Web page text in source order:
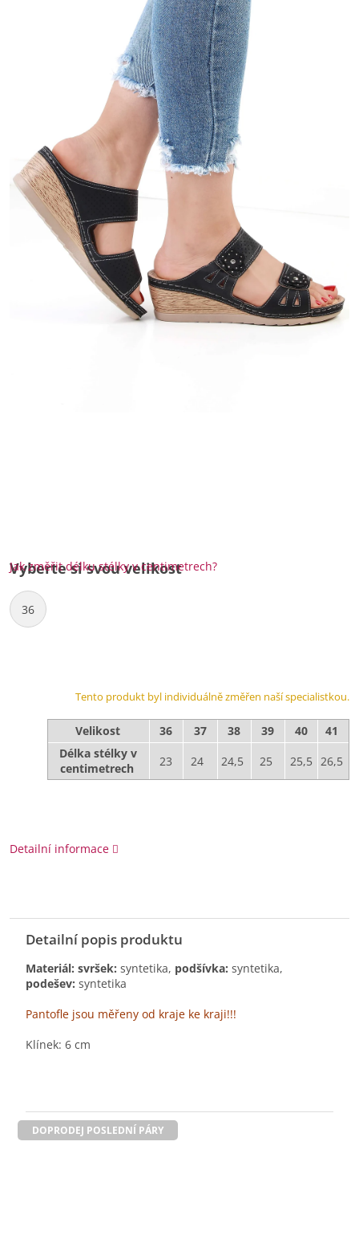
Jak změřit délku stélky v centimetrech?
Vyberte si svou velikost
36
Tento produkt byl individuálně změřen naší specialistkou.
Velikost 36 37 38 39 40
41
Délka stélky v
centimetrech
23 24 24,5 25 25,5 26,5
Detailní informace
Detailní popis produktu
Materiál: svršek: syntetika, podšívka: syntetika,
podešev: syntetika
Pantofle jsou měřeny od kraje ke kraji!!!
Klínek: 6 cm
DOPRODEJ POSLEDNÍ PÁRY